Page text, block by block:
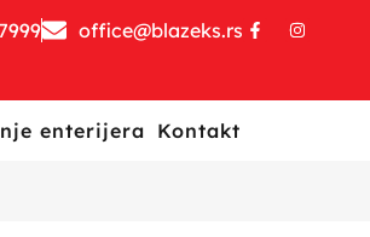
office@blazeks.rs
enterijera Kontakt